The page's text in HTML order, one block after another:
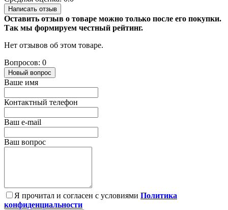
Написать отзыв
Оставить отзыв о товаре можно только после его покупки.
Так мы формируем честный рейтинг.
Нет отзывов об этом товаре.
Вопросов: 0
Новый вопрос
Ваше имя
Контактный телефон
Ваш e-mail
Ваш вопрос
Я прочитал и согласен с условиями Политика
конфиденциальности